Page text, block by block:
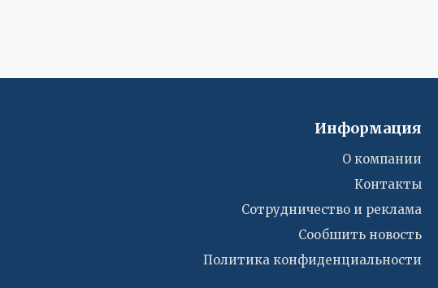
Информация
О компании
Контакты
Сотрудничество и реклама
Сообшить новость
Политика конфиденциальности